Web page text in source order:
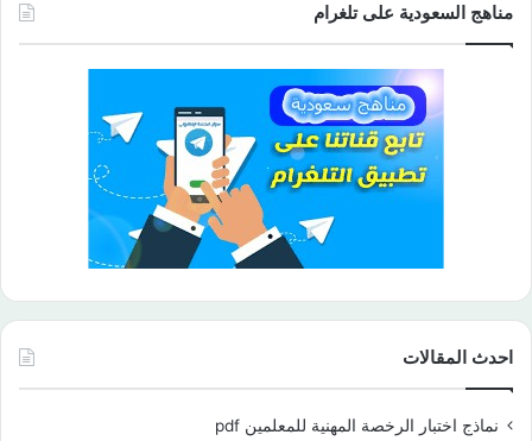
مناهج السعودية على تلغرام
احدث المقالات
نماذج اختبار الرخصة المهنية للمعلمين pdf